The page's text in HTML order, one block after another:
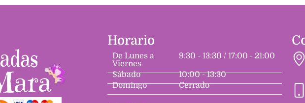
Horario
De Lunes a
Viernes
9:30 - 13:30 / 17:00 - 21:00
Sábado
10:00 - 13:30
Domingo
Cerrado